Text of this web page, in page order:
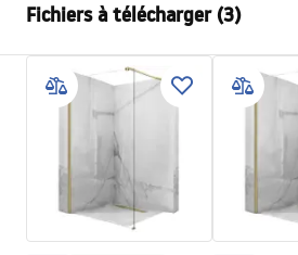
Matériel
Type de robinet
Méthode de montage
En
Réglage de la hauteur
Hauteur min.
1050
Hauteur max.
1050
Bec de baignoire
Oui,
Fichiers à télécharger (3)
Informations de sécurité
Safety_Information_Shower_set.pdf
Conditions de garantie